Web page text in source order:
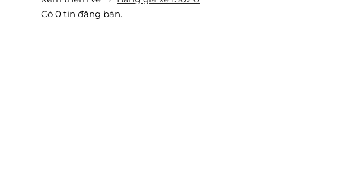
Có 0 tin đăng bán.